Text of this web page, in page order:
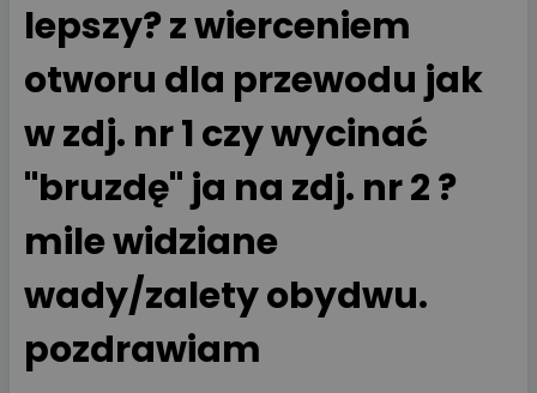
lepszy? z wierceniem
otworu dla przewodu jak
w zdj. nr 1 czy wycinać
"bruzdę" ja na zdj. nr 2 ?
mile widziane
wady/zalety obydwu.
pozdrawiam